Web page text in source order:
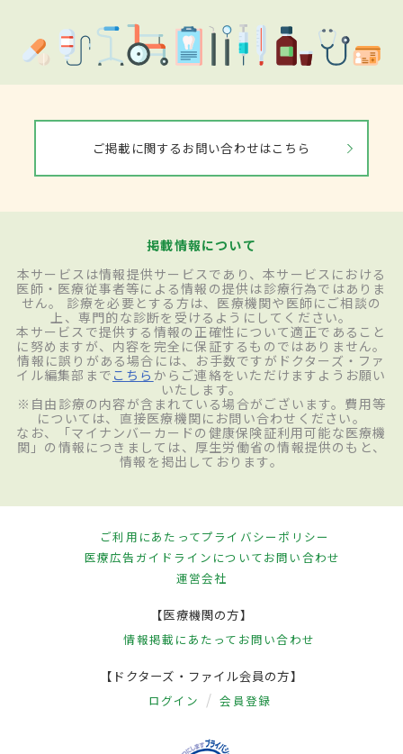
ご掲載に関するお問い合わせはこちら
掲載情報について
本サービスは情報提供サービスであり、本サービスにおける
医師・医療従事者等による情報の提供は診療行為ではありま
せん。 診療を必要とする方は、医療機関や医師にご相談の
上、専門的な診断を受けるようにしてください。
本サービスで提供する情報の正確性について適正であること
に努めますが、内容を完全に保証するものではありません。
情報に誤りがある場合には、お手数ですがドクターズ・ファ
イル編集部まで こちら からご連絡をいただけますようお願い
いたします。
※自由診療の内容が含まれている場合がございます。費用等
については、直接医療機関にお問い合わせください。
なお、「マイナンバーカードの健康保険証利用可能な医療機
関」の情報につきましては、厚生労働省の情報提供のもと、
情報を掲出しております。
ご利用にあたってプライバシーポリシー
医療広告ガイドラインについてお問い合わせ
運営会社
【医療機関の方】
情報掲載にあたって お問い合わせ
【ドクターズ・ファイル会員の方】
ログイン 会員登録